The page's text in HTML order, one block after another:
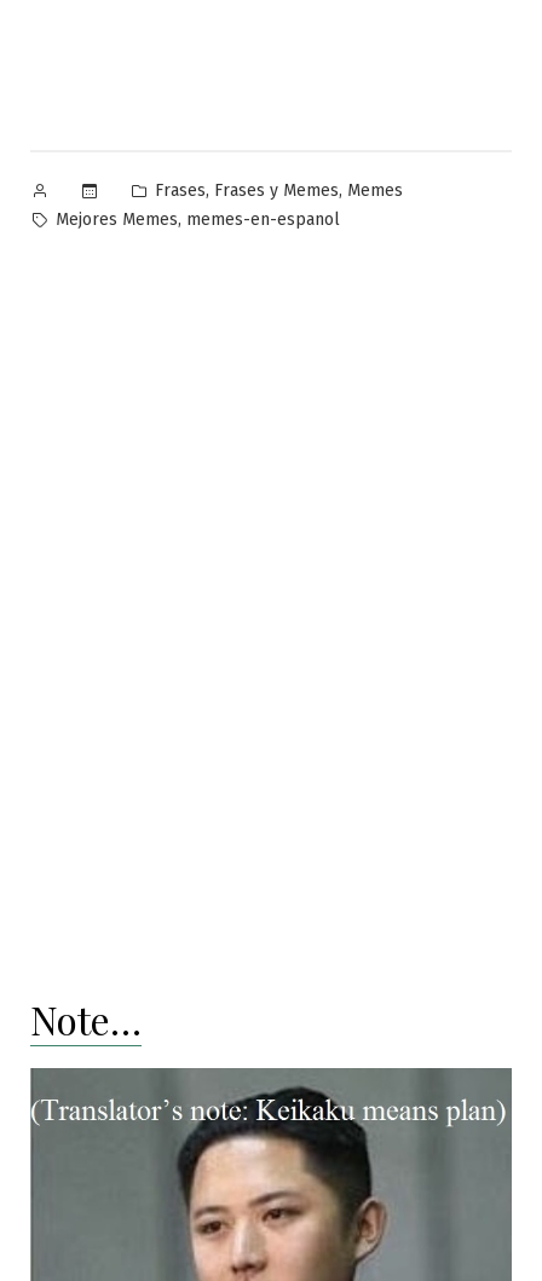
Publicado
por
Publicado
en
Frases, Frases y Memes, Memes
Etiquetas:
Mejores Memes, memes-en-espanol
Note…